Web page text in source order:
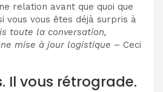
relation avant que quoi que
vous vous êtes déjà surpris à
toute la conversation,
mise à jour logistique – Ceci
Il vous rétrograde.